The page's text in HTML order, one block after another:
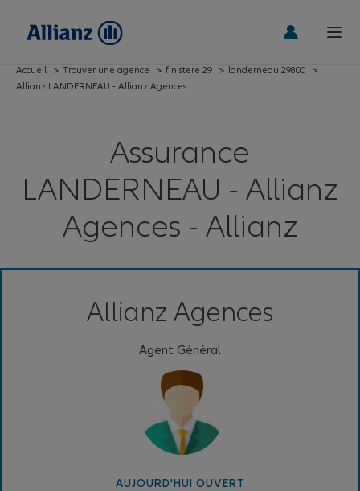
Accueil > Trouver une agence > finistere 29 > landerneau 29800 >
Allianz LANDERNEAU - Allianz Agences
Assurance
LANDERNEAU - Allianz
Agences - Allianz
Allianz Agences
Agent Général
AUJOURD'HUI OUVERT